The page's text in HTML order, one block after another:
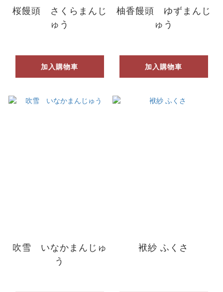
桜饅頭 さくらまんじ
ゅう
加入購物車
柚香饅頭 ゆずまんじ
ゅう
加入購物車
吹雪 いなかまんじゅ
う
袱紗 ふくさ